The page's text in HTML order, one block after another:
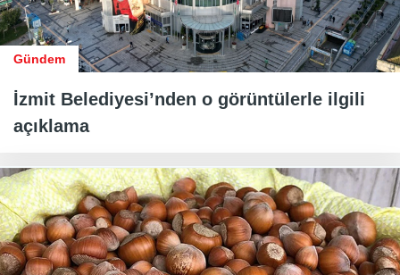
Gündem
İzmit Belediyesi’nden o görüntülerle ilgili
açıklama